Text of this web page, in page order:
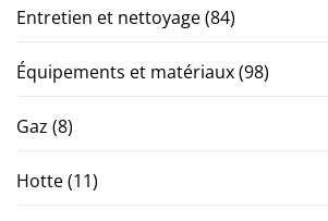
Entretien et nettoyage(84)
Équipements et matériaux(98)
Gaz (8)
Hotte(11)